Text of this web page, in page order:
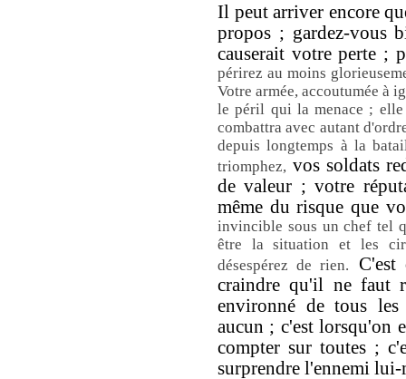
Il peut arriver encore
propos ; gardez-vous
causerait votre perte ;
périrez au moins
Votre armée, accoutumée à
le péril qui la menace ;
combattra avec autant
depuis longtemps à la
triomphez, vos soldats
de valeur ; votre
même du risque que
invincible sous un chef tel
être la situation et les
désespérez de rien.
C'est
craindre qu'il ne faut
environné de tous
aucun ; c'est lorsqu'on
compter sur toutes ;
surprendre l'ennemi lui-